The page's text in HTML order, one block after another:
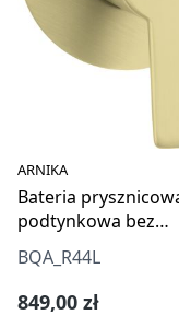
ARNIKA
Bateria
podtynkowa bez
przełącznika
BQA_R44L
Cena regularna:
849,00 zł